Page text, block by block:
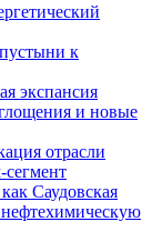
к
экспансия
и новые
отрасли
сегмент
Саудовская